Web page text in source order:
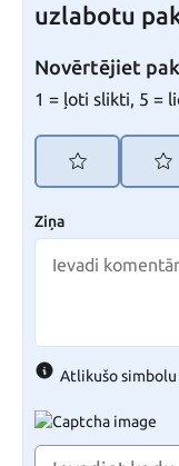
uzlabotu
Novērtējiet
1 = ļoti slikti, 5 =
Ziņa
Atlikušo simbolu